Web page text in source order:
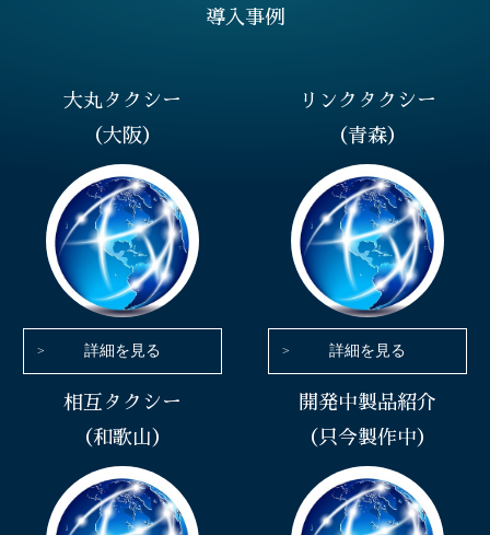
導入事例
大丸タクシー
（大阪）
詳細を見る
リンクタクシー
（青森）
詳細を見る
相互タクシー
（和歌山）
開発中製品紹介
（只今製作中）